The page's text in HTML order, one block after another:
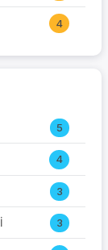
4
5
4
3
3